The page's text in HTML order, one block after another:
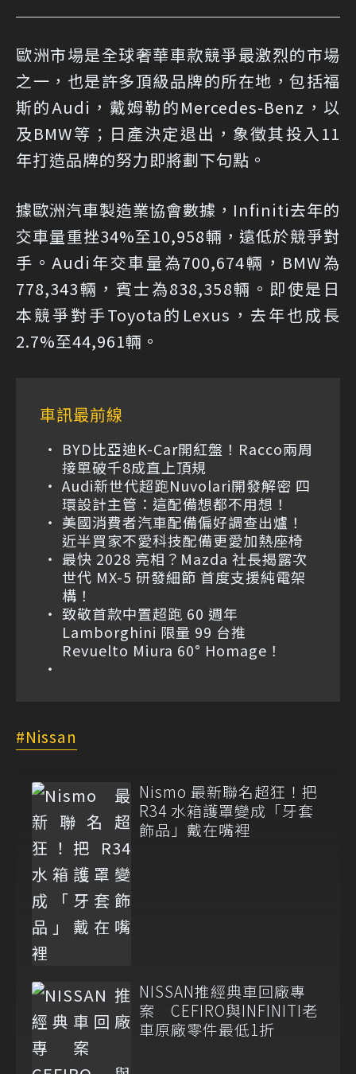
歐洲市場是全球奢華車款競爭最激烈的市場
之一，也是許多頂級品牌的所在地，包括福
斯的Audi，戴姆勒的Mercedes-Benz，以
及BMW等；日產決定退出，象徵其投入11
年打造品牌的努力即將劃下句點。
據歐洲汽車製造業協會數據，Infiniti去年的
交車量重挫34%至10,958輛，遠低於競爭對
手。Audi年交車量為700,674輛，BMW為
778,343輛，賓士為838,358輛。即使是日
本競爭對手Toyota的Lexus，去年也成長
2.7%至44,961輛。
車訊最前線
BYD比亞迪K-Car開紅盤！Racco兩周
接單破千8成直上頂規
Audi新世代超跑Nuvolari開發解密 四
環設計主管：這配備想都不用想！
美國消費者汽車配備偏好調查出爐！
近半買家不愛科技配備更愛加熱座椅
最快 2028 亮相？Mazda 社長揭露次
世代 MX-5 研發細節 首度支援純電架
構！
致敬首款中置超跑 60 週年
Lamborghini 限量 99 台推
Revuelto Miura 60° Homage！
Nissan
Nismo 最新聯名超狂！把
R34 水箱護罩變成「牙套
飾品」戴在嘴裡
NISSAN推經典車回廠專
案 CEFIRO與INFINITI老
車原廠零件最低1折